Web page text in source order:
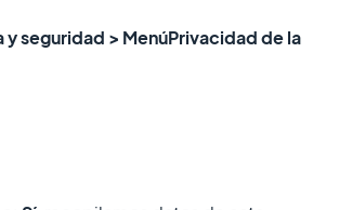
y seguridad > MenúPrivacidad de la